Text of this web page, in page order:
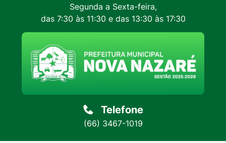
Segunda a Sexta-feira,
das 7:30 às 11:30 e das 13:30 às 17:30
Telefone
(66) 3467-1019